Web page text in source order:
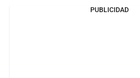
PUBLICIDAD